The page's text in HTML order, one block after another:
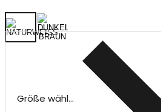
Größe wählen